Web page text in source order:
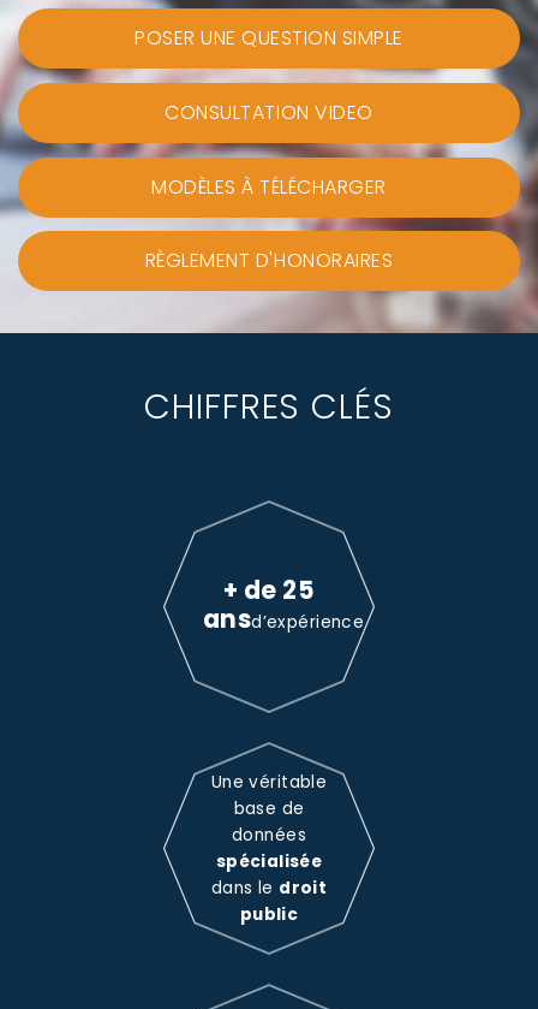
POSER UNE QUESTION SIMPLE
CONSULTATION VIDEO
MODÈLES À TÉLÉCHARGER
RÈGLEMENT D'HONORAIRES
CHIFFRES CLÉS
+ de 25
ansd’expérience
Une véritable
base de
données
spécialisée
dans le droit
public